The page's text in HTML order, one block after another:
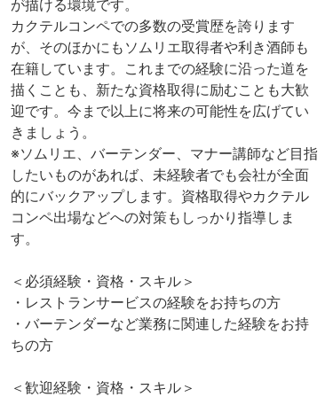
が描ける環境です。
カクテルコンペでの多数の受賞歴を誇ります
が、そのほかにもソムリエ取得者や利き酒師も
在籍しています。これまでの経験に沿った道を
描くことも、新たな資格取得に励むことも大歓
迎です。今まで以上に将来の可能性を広げてい
きましょう。
※ソムリエ、バーテンダー、マナー講師など目指
したいものがあれば、未経験者でも会社が全面
的にバックアップします。資格取得やカクテル
コンペ出場などへの対策もしっかり指導しま
す。
＜必須経験・資格・スキル＞
・レストランサービスの経験をお持ちの方
・バーテンダーなど業務に関連した経験をお持
ちの方
＜歓迎経験・資格・スキル＞